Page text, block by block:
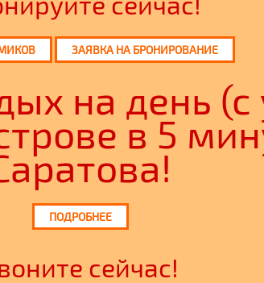
ЗАЯВКА НА БРОНИРОВАНИЕ
на день (с
в 5
ПОДРОБНЕЕ
сейчас!